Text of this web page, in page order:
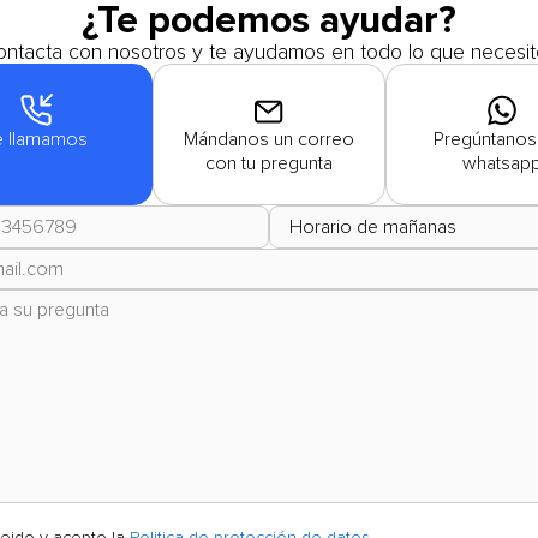
¿Te podemos ayudar?
con nosotros y te ayudamos en todo lo que
llamamos
Mándanos un correo
con tu pregunta